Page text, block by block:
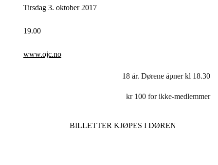
Tirsdag 3. oktober 2017
19.00
www.ojc.no
18 år. Dørene åpner kl 18.30
kr 100 for ikke-medlemmer
BILLETTER KJØPES I DØREN